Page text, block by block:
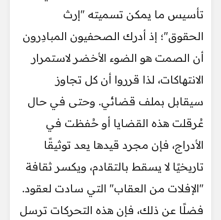
تأسيس ما يمكن تسميته "إرث
الحقوق"؛ إذ أدرك الصحفيون المبادِرون
أن الصمت هو الضوء الأخضر لاستمرار
الانتهاكات، لذا قرروا أن كل تجاوز
سيقابل بملف قضائي. وحتى في حال
عُرقلت هذه القضايا أو حُفظت في
الأدراج، فإن مجرد قيدها يعد توثيقًا
تاريخيًا لا يسقط بالتقادم، ويكسر ثقافة
"الإفلات من العقاب" التي سادت لعقود.
فضلًا عن ذلك، فإن هذه التحركات ترسل